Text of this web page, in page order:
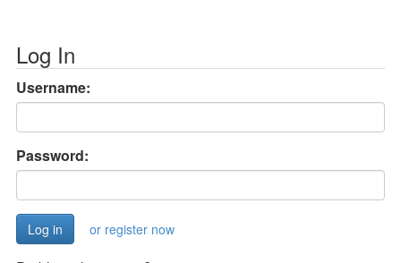
Log In
Username:
Password:
or register now